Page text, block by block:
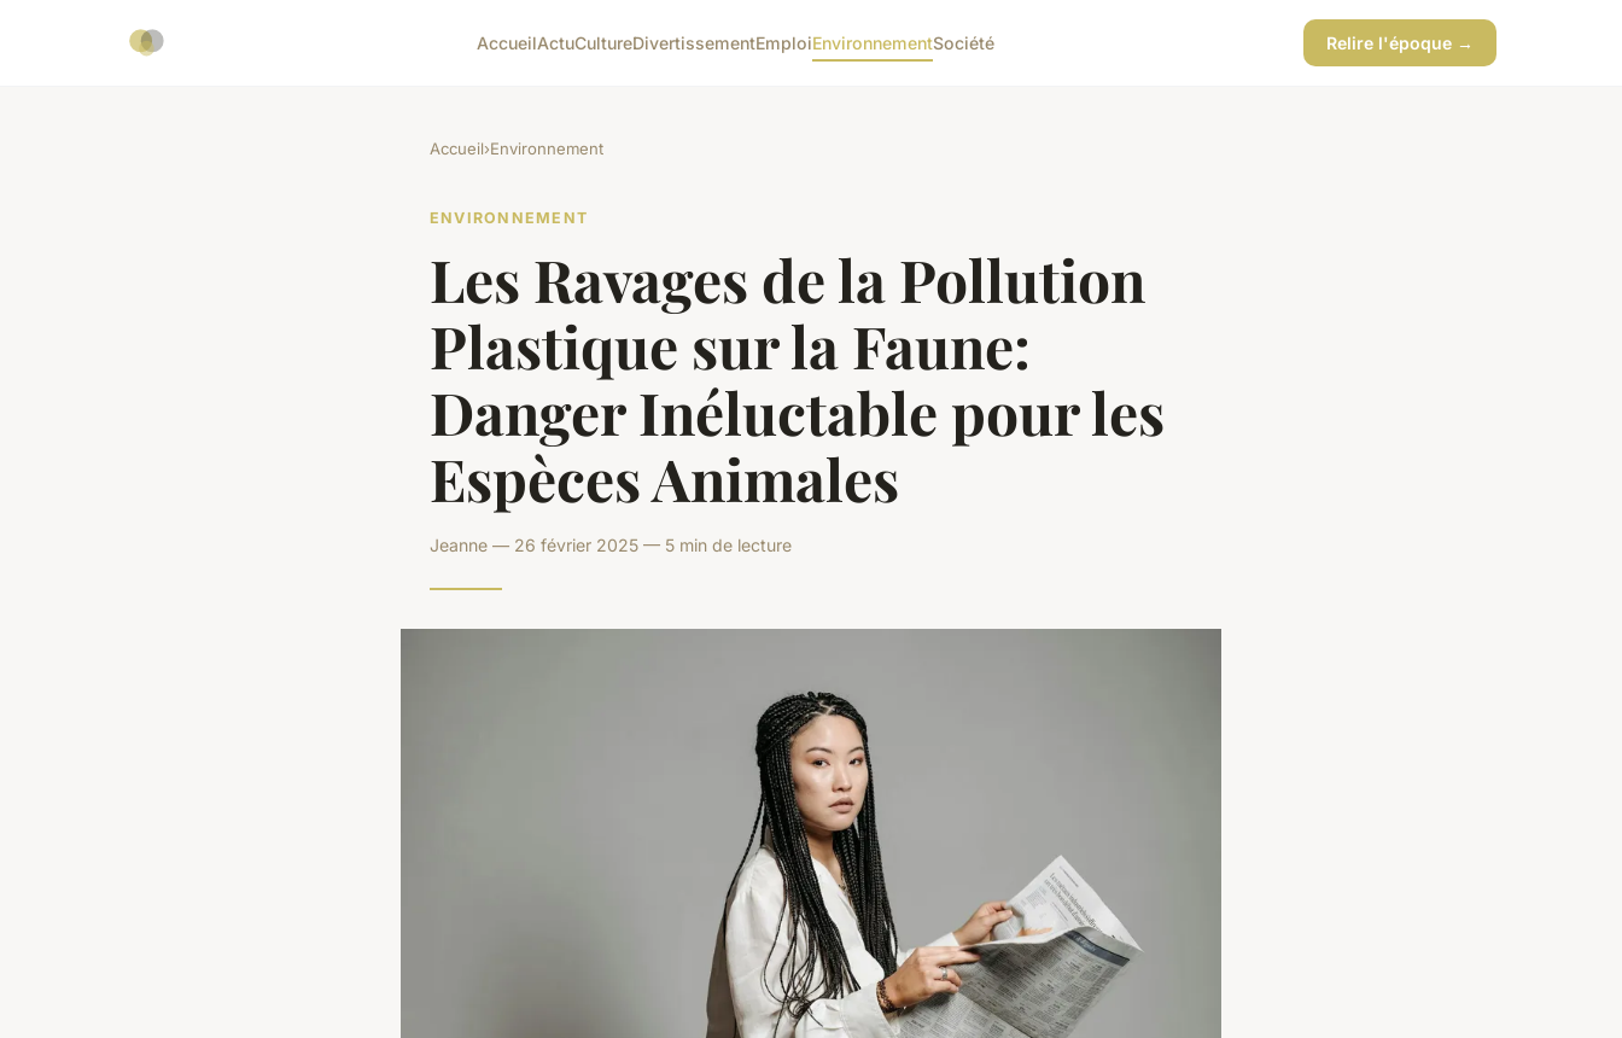
AccueilActuCultureDivertissementEmploiEnvironnementSociété Relire l'époque →
Accueil›Environnement
ENVIRONNEMENT
Les Ravages de la Pollution
Plastique sur la Faune:
Danger Inéluctable pour les
Espèces Animales
Jeanne — 26 février 2025 — 5 min de lecture